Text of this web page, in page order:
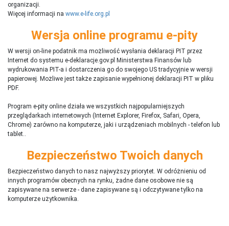
organizacji.
Więcej informacji na www.e-life.org.pl
Wersja online programu e-pity
W wersji on-line podatnik ma możliwość wysłania deklaracji PIT przez
Internet do systemu e-deklaracje.gov.pl Ministerstwa Finansów lub
wydrukowania PIT-a i dostarczenia go do swojego US tradycyjnie w wersji
papierowej. Możliwe jest także zapisanie wypełnionej deklaracji PIT w pliku
PDF.
Program e-pity online działa we wszystkich najpopularniejszych
przeglądarkach internetowych (Internet Explorer, Firefox, Safari, Opera,
Chrome) zarówno na komputerze, jaki i urządzeniach mobilnych - telefon lub
tablet..
Bezpieczeństwo Twoich danych
Bezpieczeństwo danych to nasz najwyższy priorytet. W odróżnieniu od
innych programów obecnych na rynku, żadne dane osobowe nie są
zapisywane na serwerze - dane zapisywane są i odczytywane tylko na
komputerze użytkownika.